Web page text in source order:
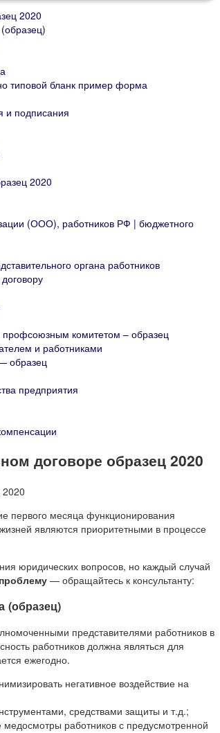
2020
типовой бланк пример форма
и подписания
2020
(ООО), работников РФ | бюджетного
органа работников
комитетом – образец
и работниками
образец
предприятия
договоре образец 2020
первого месяца функционирования
являются приоритетными в процессе
юридических вопросов, но каждый случай
— обращайтесь к консультанту:
(образец)
представителями работников в
работников должна являться для
ежегодно.
негативное воздействие на
средствами защиты и т.д.;
медосмотры работников с предусмотренной